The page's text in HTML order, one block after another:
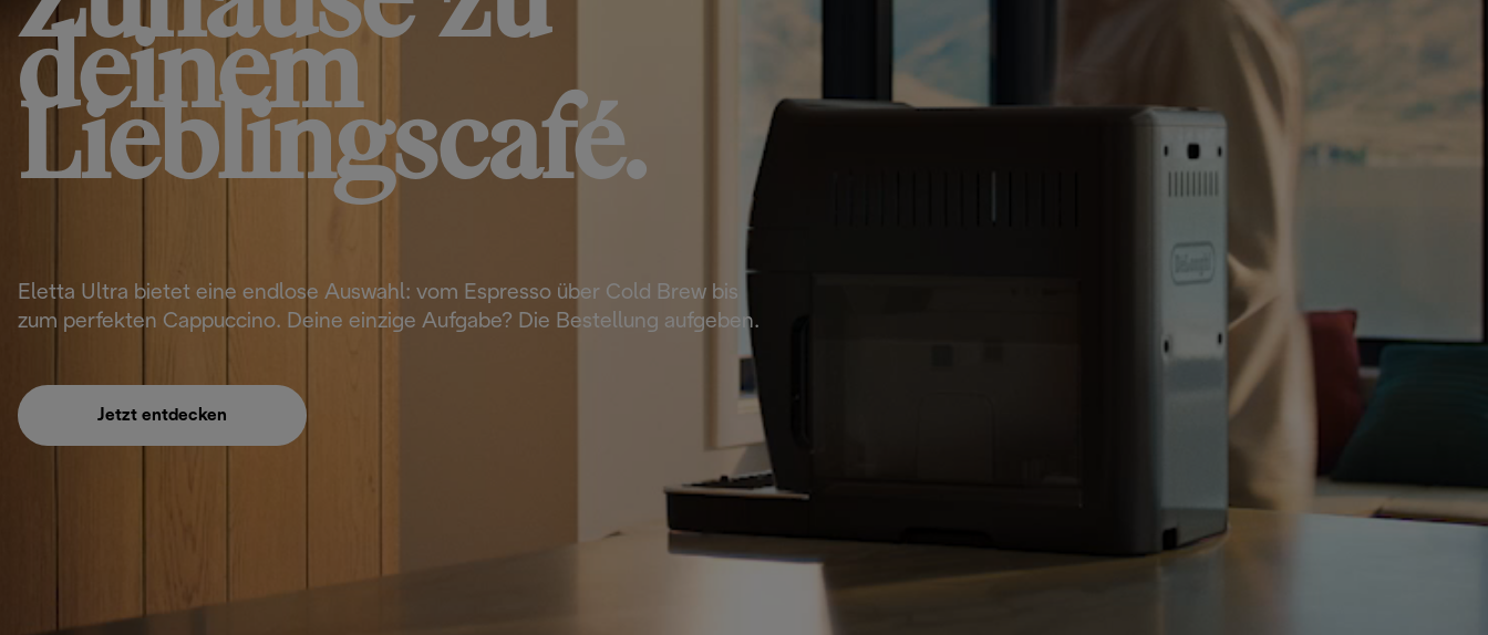
deinem
Lieblingscafé.
Eletta Ultra bietet eine endlose Auswahl: vom Espresso über Cold Brew bis
zum perfekten Cappuccino. Deine einzige Aufgabe? Die Bestellung aufgeben.
Jetzt entdecken